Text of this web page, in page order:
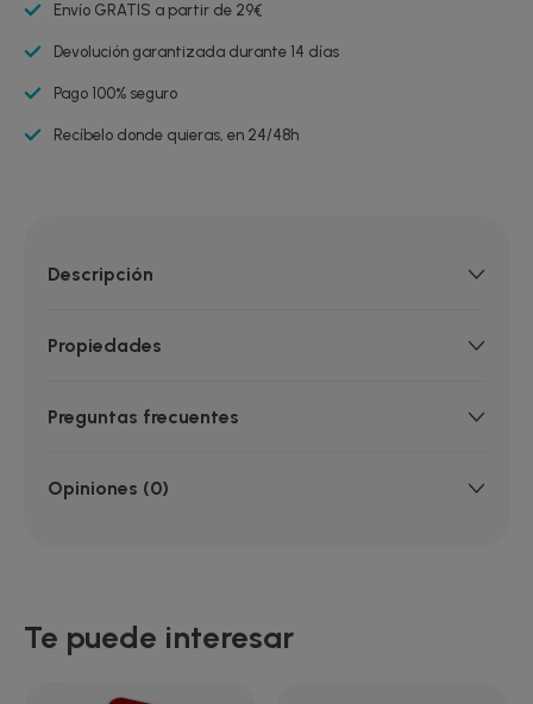
Envío GRATIS a partir de 29€
Devolución garantizada durante 14 días
Pago 100% seguro
Recíbelo donde quieras, en 24/48h
Descripción
Propiedades
Preguntas frecuentes
Opiniones (0)
Te puede interesar